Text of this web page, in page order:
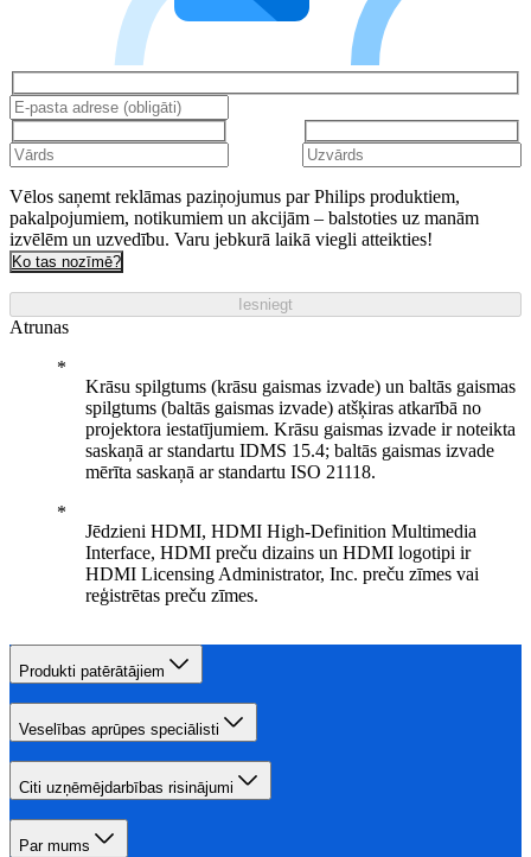
Vēlos saņemt reklāmas paziņojumus par Philips produktiem,
pakalpojumiem, notikumiem un akcijām – balstoties uz manām
izvēlēm un uzvedību. Varu jebkurā laikā viegli atteikties!
Ko tas nozīmē?
Iesniegt
Atrunas
Krāsu spilgtums (krāsu gaismas izvade) un baltās gaismas
spilgtums (baltās gaismas izvade) atšķiras atkarībā no
projektora iestatījumiem. Krāsu gaismas izvade ir noteikta
saskaņā ar standartu IDMS 15.4; baltās gaismas izvade
mērīta saskaņā ar standartu ISO 21118.
Jēdzieni HDMI, HDMI High-Definition Multimedia
Interface, HDMI preču dizains un HDMI logotipi ir
HDMI Licensing Administrator, Inc. preču zīmes vai
reģistrētas preču zīmes.
Produkti patērātājiem
Veselības aprūpes speciālisti
Citi uzņēmējdarbības risinājumi
Par mums